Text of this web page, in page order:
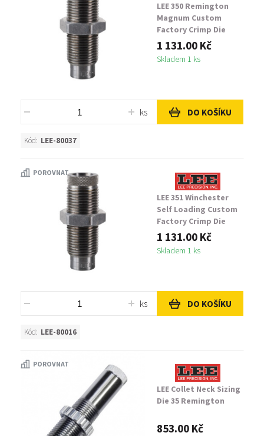
LEE 350 Remington
Magnum Custom
Factory Crimp Die
1 131.00 Kč
Skladem 1 ks
ks DO KOŠÍKU
Kód: LEE-80037
POROVNAT
LEE 351 Winchester
Self Loading Custom
Factory Crimp Die
1 131.00 Kč
Skladem 1 ks
ks DO KOŠÍKU
Kód: LEE-80016
POROVNAT
LEE Collet Neck Sizing
Die 35 Remington
853.00 Kč